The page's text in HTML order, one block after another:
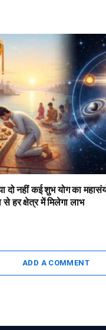
दो नहीं कई शुभ योग का
से हर क्षेत्र में मिलेगा लाभ
ADD A COMMENT